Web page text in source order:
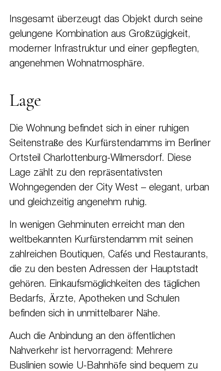
Insgesamt überzeugt das Objekt durch seine
gelungene Kombination aus Großzügigkeit,
moderner Infrastruktur und einer gepflegten,
angenehmen Wohnatmosphäre.
Lage
Die Wohnung befindet sich in einer ruhigen
Seitenstraße des Kurfürstendamms im Berliner
Ortsteil Charlottenburg-Wilmersdorf. Diese
Lage zählt zu den repräsentativsten
Wohngegenden der City West – elegant, urban
und gleichzeitig angenehm ruhig.
In wenigen Gehminuten erreicht man den
weltbekannten Kurfürstendamm mit seinen
zahlreichen Boutiquen, Cafés und Restaurants,
die zu den besten Adressen der Hauptstadt
gehören. Einkaufsmöglichkeiten des täglichen
Bedarfs, Ärzte, Apotheken und Schulen
befinden sich in unmittelbarer Nähe.
Auch die Anbindung an den öffentlichen
Nahverkehr ist hervorragend: Mehrere
Buslinien sowie U-Bahnhöfe sind bequem zu